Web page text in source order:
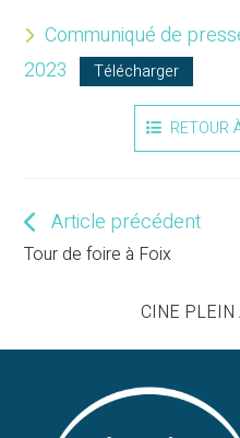
Communiqué de
2023
Télécharger
RETOUR
Read
more
articles
Article précédent
Tour de foire à Foix
CINE